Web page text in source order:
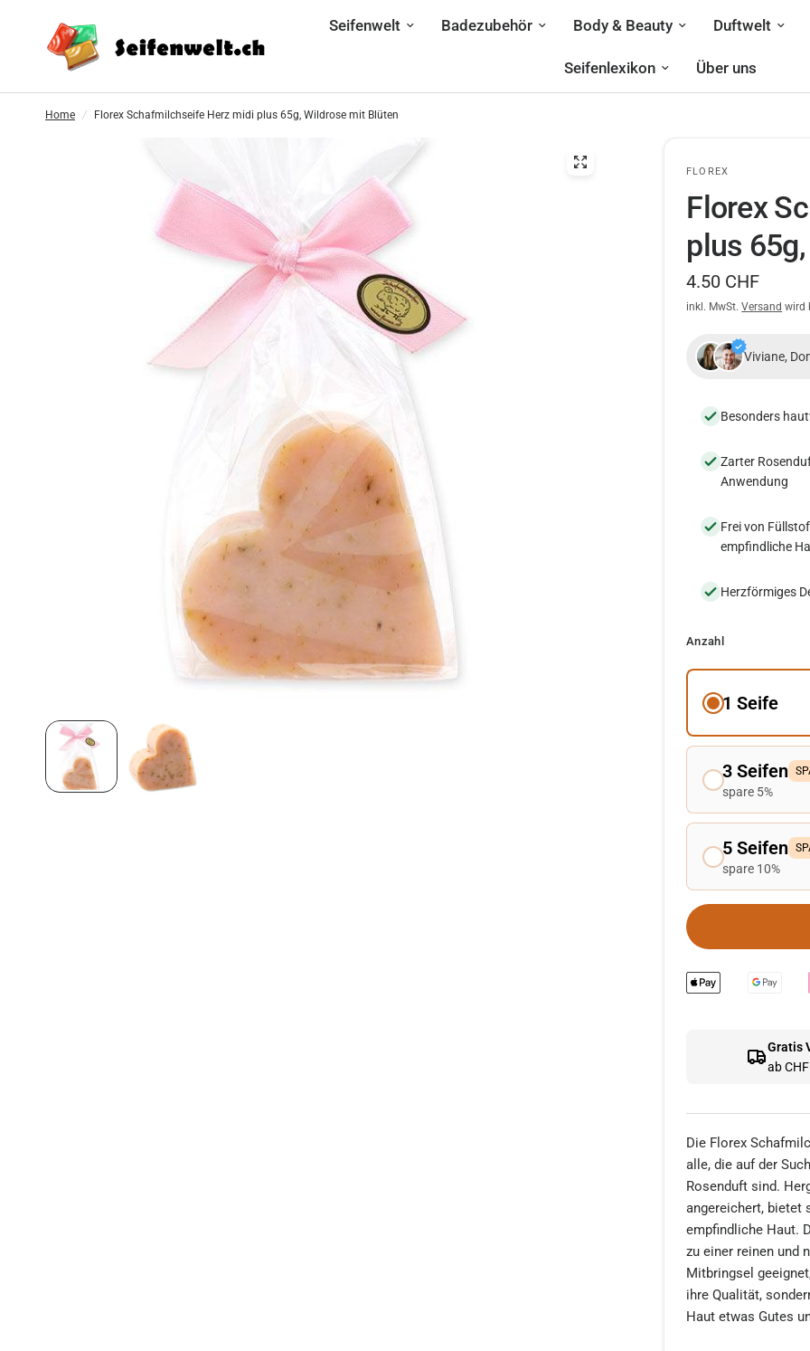
Seifenwelt Badezubehör Body & Beauty Duftwelt
Seifenlexikon Über uns
Home / Florex Schafmilchseife Herz midi plus 65g, Wildrose mit Blüten
FLOREX
Florex
plus
4.50 CHF
inkl. MwSt.Versand wird
Viviane,
Besonders
Zarter
Anwendung
Frei von
empfindliche
Herzförmiges
Anzahl
1 Seife
3 Seifen
spare 5%
5 Seifen
spare 10%
Gratis
ab
Die Florex
alle, die auf der
Rosenduft sind.
angereichert, bietet
empfindliche Haut.
zu einer reinen und
Mitbringsel
ihre Qualität,
Haut etwas Gutes